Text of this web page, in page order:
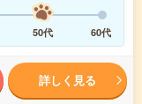
50代 60代
詳しく見る